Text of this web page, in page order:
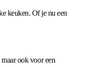
keuken. Of je nu een
ook voor een